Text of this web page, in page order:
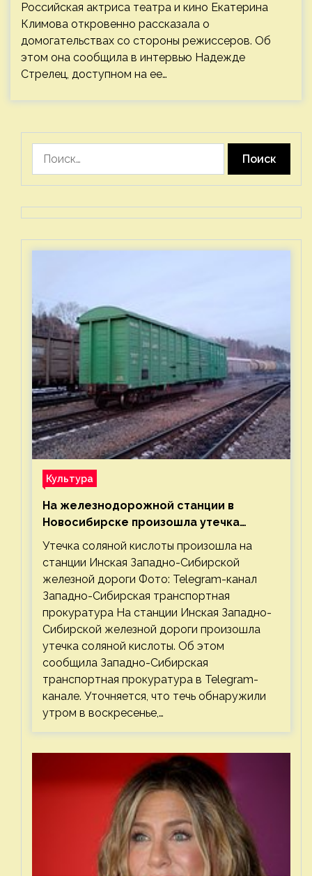
Российская актриса театра и кино Екатерина
Климова откровенно рассказала о
домогательствах со стороны режиссеров. Об
этом она сообщила в интервью Надежде
Стрелец, доступном на ее…
Культура
На железнодорожной станции в
Новосибирске произошла утечка
соляной кислоты
Утечка соляной кислоты произошла на
станции Инская Западно-Сибирской
железной дороги Фото: Telegram-канал
Западно-Сибирская транспортная
прокуратура На станции Инская Западно-
Сибирской железной дороги произошла
утечка соляной кислоты. Об этом
сообщила Западно-Сибирская
транспортная прокуратура в Telegram-
канале. Уточняется, что течь обнаружили
утром в воскресенье,…